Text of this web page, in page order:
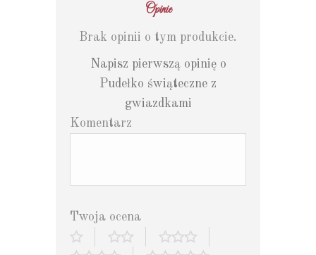
Opinie
Brak opinii o tym produkcie.
Napisz pierwszą opinię o
Pudełko świąteczne z
gwiazdkami
Komentarz
Twoja ocena